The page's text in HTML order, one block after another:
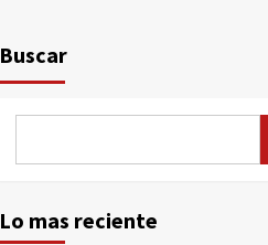
Buscar
Lo mas reciente